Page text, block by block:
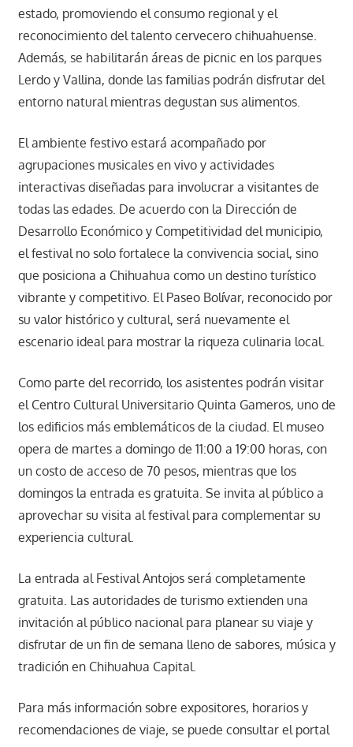
estado, promoviendo el consumo regional y el
reconocimiento del talento cervecero chihuahuense.
Además, se habilitarán áreas de picnic en los parques
Lerdo y Vallina, donde las familias podrán disfrutar del
entorno natural mientras degustan sus alimentos.
El ambiente festivo estará acompañado por
agrupaciones musicales en vivo y actividades
interactivas diseñadas para involucrar a visitantes de
todas las edades. De acuerdo con la Dirección de
Desarrollo Económico y Competitividad del municipio,
el festival no solo fortalece la convivencia social, sino
que posiciona a Chihuahua como un destino turístico
vibrante y competitivo. El Paseo Bolívar, reconocido por
su valor histórico y cultural, será nuevamente el
escenario ideal para mostrar la riqueza culinaria local.
Como parte del recorrido, los asistentes podrán visitar
el Centro Cultural Universitario Quinta Gameros, uno de
los edificios más emblemáticos de la ciudad. El museo
opera de martes a domingo de 11:00 a 19:00 horas, con
un costo de acceso de 70 pesos, mientras que los
domingos la entrada es gratuita. Se invita al público a
aprovechar su visita al festival para complementar su
experiencia cultural.
La entrada al Festival Antojos será completamente
gratuita. Las autoridades de turismo extienden una
invitación al público nacional para planear su viaje y
disfrutar de un fin de semana lleno de sabores, música y
tradición en Chihuahua Capital.
Para más información sobre expositores, horarios y
recomendaciones de viaje, se puede consultar el portal